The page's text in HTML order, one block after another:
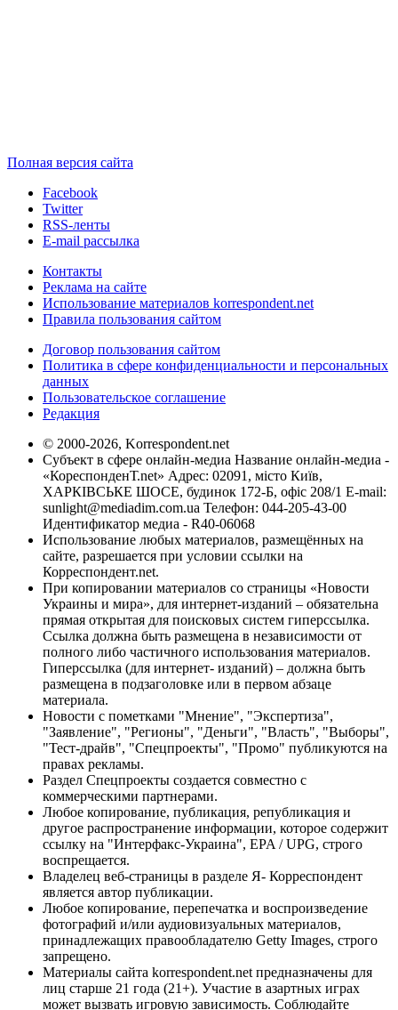
Полная версия сайта
Facebook
Twitter
RSS-ленты
E-mail рассылка
Контакты
Реклама на сайте
Использование материалов korrespondent.net
Правила пользования сайтом
Договор пользования сайтом
Политика в сфере конфиденциальности и персональных
данных
Пользовательское соглашение
Редакция
© 2000-2026, Korrespondent.net
Субъект в сфере онлайн-медиа Название онлайн-медиа -
«КореспонденТ.net» Адрес: 02091, місто Київ,
ХАРКІВСЬКЕ ШОСЕ, будинок 172-Б, офіс 208/1 E-mail:
sunlight@mediadim.com.ua Телефон: 044-205-43-00
Идентификатор медиа - R40-06068
Использование любых материалов, размещённых на
сайте, разрешается при условии ссылки на
Корреспондент.net.
При копировании материалов со страницы «Новости
Украины и мира», для интернет-изданий – обязательна
прямая открытая для поисковых систем гиперссылка.
Ссылка должна быть размещена в независимости от
полного либо частичного использования материалов.
Гиперссылка (для интернет- изданий) – должна быть
размещена в подзаголовке или в первом абзаце
материала.
Новости с пометками "Мнение", "Экспертиза",
"Заявление", "Регионы", "Деньги", "Власть", "Выборы",
"Тест-драйв", "Спецпроекты", "Промо" публикуются на
правах рекламы.
Раздел Спецпроекты создается совместно с
коммерческими партнерами.
Любое копирование, публикация, републикация и
другое распространение информации, которое содержит
ссылку на "Интерфакс-Украина", EPA / UPG, строго
воспрещается.
Владелец веб-страницы в разделе Я- Корреспондент
является автор публикации.
Любое копирование, перепечатка и воспроизведение
фотографий и/или аудиовизуальных материалов,
принадлежащих правообладателю Getty Images, строго
запрещено.
Материалы сайта korrespondent.net предназначены для
лиц старше 21 года (21+). Участие в азартных играх
может вызвать игровую зависимость. Соблюдайте